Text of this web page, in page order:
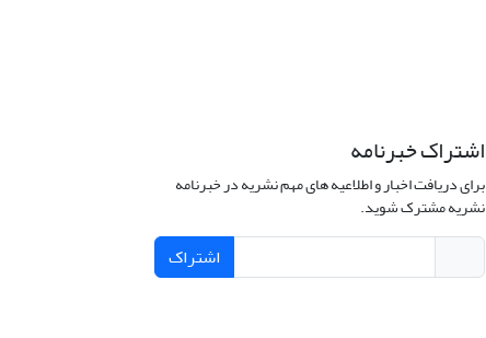
اشتراک خبرنامه
برای دریافت اخبار و اطلاعیه های مهم نشریه در خبرنامه
نشریه مشترک شوید.
اشتراک